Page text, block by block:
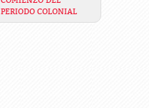
PERIODO COLONIAL